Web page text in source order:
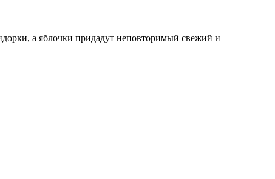
а яблочки придадут неповторимый свежий и